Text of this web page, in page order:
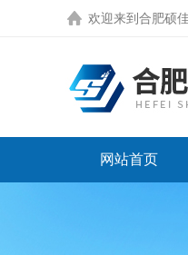
欢迎来到 合肥硕
网站首页